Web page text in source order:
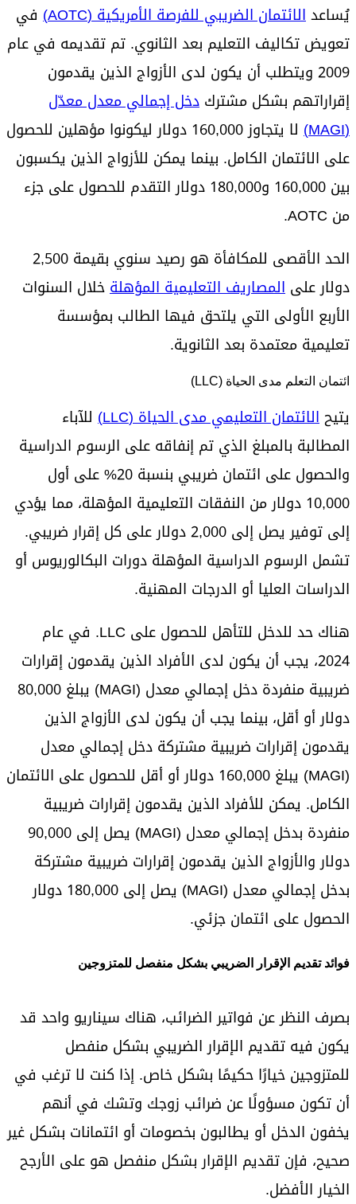
يُساعدالائتمان الضريبي للفرصة الأمريكية (AOTC)
في
تعويض تكاليف التعليم بعد الثانوي. تم تقديمه في عام
2009 ويتطلب أن يكون لدى الأزواج الذين يقدمون
إقراراتهم بشكل مشترك دخل إجمالي معدل معدّل
(MAGI)
لا يتجاوز 160,000 دولار ليكونوا مؤهلين للحصول
على الائتمان الكامل. بينما يمكن للأزواج الذين يكسبون
بين 160,000 و180,000 دولار التقدم للحصول على جزء
من AOTC.
الحد الأقصى للمكافأة هو رصيد سنوي بقيمة 2,500
دولار على المصاريف التعليمية المؤهلةخلال السنوات
الأربع الأولى التي يلتحق فيها الطالب بمؤسسة
تعليمية معتمدة بعد الثانوية.
ائتمان التعلم مدى الحياة (LLC)
يتيحالائتمان التعليمي مدى الحياة (LLC)
للآباء
المطالبة بالمبلغ الذي تم إنفاقه على الرسوم الدراسية
والحصول على ائتمان ضريبي بنسبة 20% على أول
10,000 دولار من النفقات التعليمية المؤهلة، مما يؤدي
إلى توفير يصل إلى 2,000 دولار على كل إقرار ضريبي.
تشمل الرسوم الدراسية المؤهلة دورات البكالوريوس أو
الدراسات العليا أو الدرجات المهنية.
هناك حد للدخل للتأهل للحصول على LLC. في عام
2024، يجب أن يكون لدى الأفراد الذين يقدمون إقرارات
ضريبية منفردة دخل إجمالي معدل (MAGI) يبلغ 80,000
دولار أو أقل، بينما يجب أن يكون لدى الأزواج الذين
يقدمون إقرارات ضريبية مشتركة دخل إجمالي معدل
(MAGI) يبلغ 160,000 دولار أو أقل للحصول على الائتمان
الكامل. يمكن للأفراد الذين يقدمون إقرارات ضريبية
منفردة بدخل إجمالي معدل (MAGI) يصل إلى 90,000
دولار والأزواج الذين يقدمون إقرارات ضريبية مشتركة
بدخل إجمالي معدل (MAGI) يصل إلى 180,000 دولار
الحصول على ائتمان جزئي.
فوائد تقديم الإقرار الضريبي بشكل منفصل للمتزوجين
بصرف النظر عن فواتير الضرائب، هناك سيناريو واحد قد
يكون فيه تقديم الإقرار الضريبي بشكل منفصل
للمتزوجين خيارًا حكيمًا بشكل خاص. إذا كنت لا ترغب في
أن تكون مسؤولًا عن ضرائب زوجك وتشك في أنهم
يخفون الدخل أو يطالبون بخصومات أو ائتمانات بشكل غير
صحيح، فإن تقديم الإقرار بشكل منفصل هو على الأرجح
الخيار الأفضل.